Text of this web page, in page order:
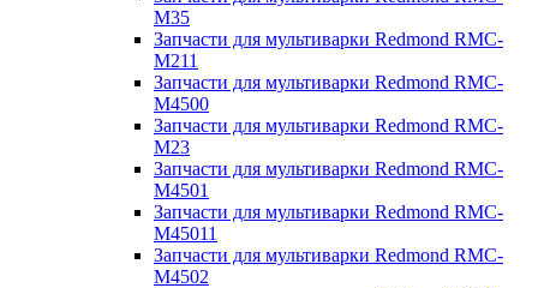
M35
Запчасти для мультиварки Redmond RMC-
M211
Запчасти для мультиварки Redmond RMC-
M4500
Запчасти для мультиварки Redmond RMC-
M23
Запчасти для мультиварки Redmond RMC-
M4501
Запчасти для мультиварки Redmond RMC-
M45011
Запчасти для мультиварки Redmond RMC-
M4502